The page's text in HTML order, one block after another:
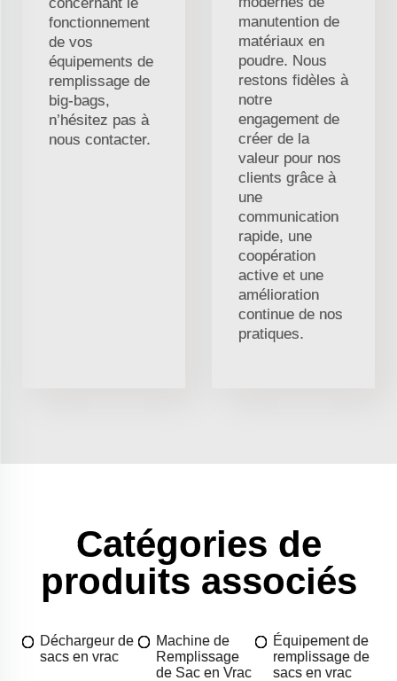
fonctionnement
de vos
équipements de
remplissage de
big-bags,
n’hésitez pas à
nous contacter.
manutention de
matériaux en
poudre. Nous
restons fidèles à
notre
engagement de
créer de la
valeur pour nos
clients grâce à
une
communication
rapide, une
coopération
active et une
amélioration
continue de nos
pratiques.
Catégories de
produits associés
Déchargeur de
sacs en vrac
Machine de
Remplissage
de Sac en Vrac
Équipement de
remplissage de
sacs en vrac